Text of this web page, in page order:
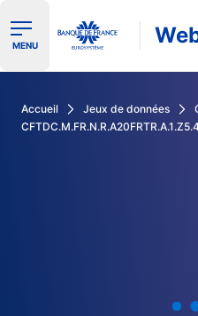
Ouvrir le menu de
MENU
Accueil Jeux de données